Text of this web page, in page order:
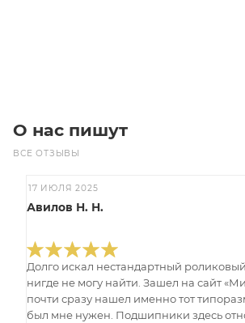
О нас пишут
ВСЕ ОТЗЫВЫ
17 ИЮЛЯ 2025
Авилов Н. Н.
Долго искал нестандартный
нигде не могу найти. Зашел на сайт
почти сразу нашел именно тот
был мне нужен. Подшипники здесь